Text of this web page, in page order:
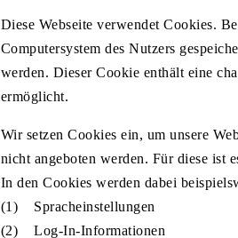
Diese Webseite verwendet Cookies.
Computersystem des Nutzers
werden. Dieser Cookie enthält eine
ermöglicht.
Wir setzen Cookies ein, um unsere
nicht angeboten werden. Für diese ist
In den Cookies werden dabei
(1) Spracheinstellungen
(2) Log-In-Informationen